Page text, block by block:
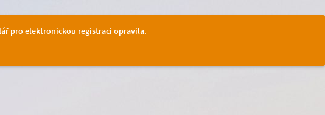
pro elektronickou registraci opravila.